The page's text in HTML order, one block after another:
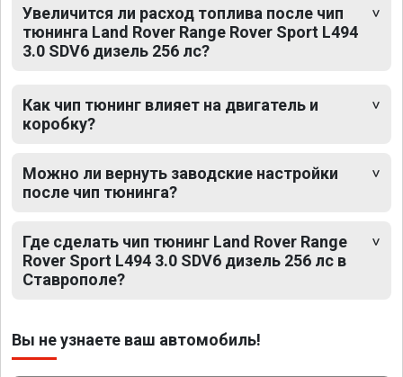
Увеличится ли расход топлива после чип
тюнинга Land Rover Range Rover Sport L494
3.0 SDV6 дизель 256 лс?
Как чип тюнинг влияет на двигатель и
коробку?
Можно ли вернуть заводские настройки
после чип тюнинга?
Где сделать чип тюнинг Land Rover Range
Rover Sport L494 3.0 SDV6 дизель 256 лс в
Ставрополе?
Вы не узнаете ваш автомобиль!